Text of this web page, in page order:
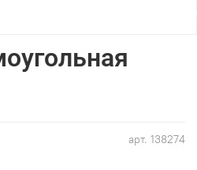
арт. 138274